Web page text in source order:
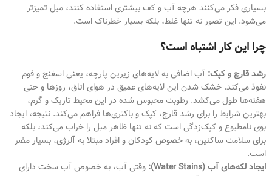
بسیاری فکر می‌کنند هرچه آب و کف بیشتری استفاده کنند، مبل تمیزتر
می‌شود. این تصور نه تنها غلط، بلکه بسیار خطرناک است.
چرا این کار اشتباه است؟
رشد قارچ و کپک: آب اضافی به لایه‌های زیرین پارچه، یعنی اسفنج و فوم
نفوذ می‌کند. خشک شدن این لایه‌های عمیق در هوای اتاق، روزها و حتی
هفته‌ها طول می‌کشد. رطوبت محبوس شده در این محیط تاریک و گرم،
بهترین شرایط را برای رشد قارچ، کپک و باکتری‌ها فراهم می‌کند. نتیجه، ایجاد
بوی نامطبوع و کپک‌زدگی است که نه تنها ظاهر مبل را خراب می‌کند، بلکه
برای سلامت ساکنین، به خصوص کودکان و افراد مبتلا به آلرژی، بسیار مضر
است.
ایجاد لکه‌های آب (Water Stains):
وقتی آب، به خصوص آب سخت دارای